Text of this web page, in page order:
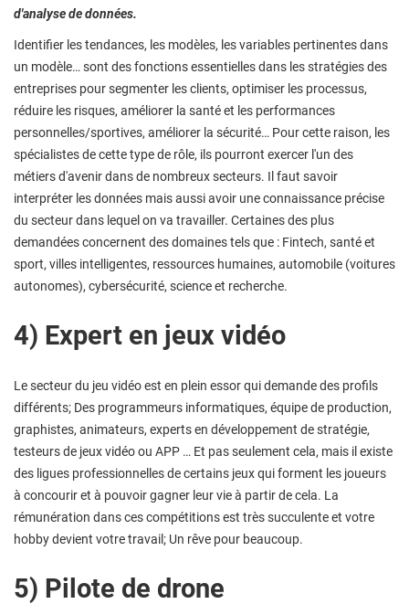
d'analyse de données.
Identifier les tendances, les modèles, les variables pertinentes dans
un modèle… sont des fonctions essentielles dans les stratégies des
entreprises pour segmenter les clients, optimiser les processus,
réduire les risques, améliorer la santé et les performances
personnelles/sportives, améliorer la sécurité… Pour cette raison, les
spécialistes de cette type de rôle, ils pourront exercer l'un des
métiers d'avenir dans de nombreux secteurs. Il faut savoir
interpréter les données mais aussi avoir une connaissance précise
du secteur dans lequel on va travailler. Certaines des plus
demandées concernent des domaines tels que : Fintech, santé et
sport, villes intelligentes, ressources humaines, automobile (voitures
autonomes), cybersécurité, science et recherche.
4) Expert en jeux vidéo
Le secteur du jeu vidéo est en plein essor qui demande des profils
différents; Des programmeurs informatiques, équipe de production,
graphistes, animateurs, experts en développement de stratégie,
testeurs de jeux vidéo ou APP … Et pas seulement cela, mais il existe
des ligues professionnelles de certains jeux qui forment les joueurs
à concourir et à pouvoir gagner leur vie à partir de cela. La
rémunération dans ces compétitions est très succulente et votre
hobby devient votre travail; Un rêve pour beaucoup.
5) Pilote de drone